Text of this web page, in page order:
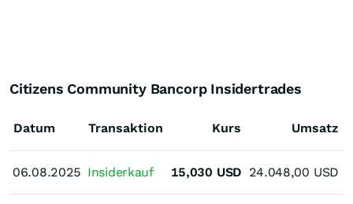
Citizens Community Bancorp Insidertrades
Datum
06.08.2025
Transaktion Kurs Umsatz
06.08.2025 Insiderkauf 15,030 USD 24.048,00 USD